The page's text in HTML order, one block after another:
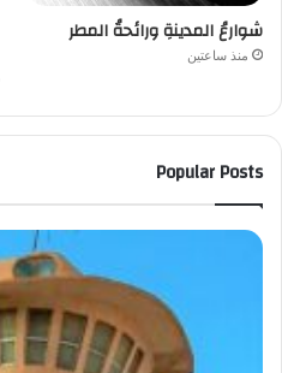
شوارعُ المدينةِ ورائحةُ المطر
منذ ساعتين
Popular Posts